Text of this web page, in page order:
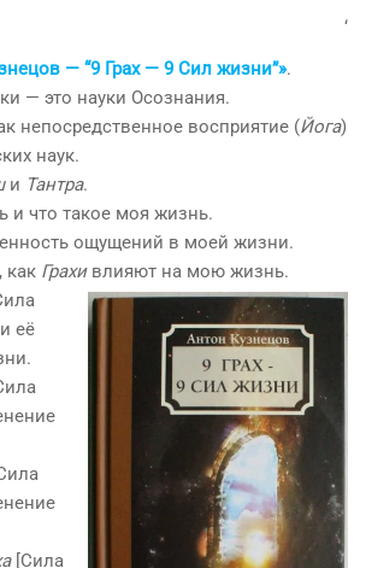
‘
— “9 Грах — 9 Сил жизни”».
— это науки Осознания.
непосредственное восприятие (Йога)
наук.
и Тантра.
и что такое моя жизнь.
ощущений в моей жизни.
, как Грахивлияют на мою жизнь.
её
[Сила